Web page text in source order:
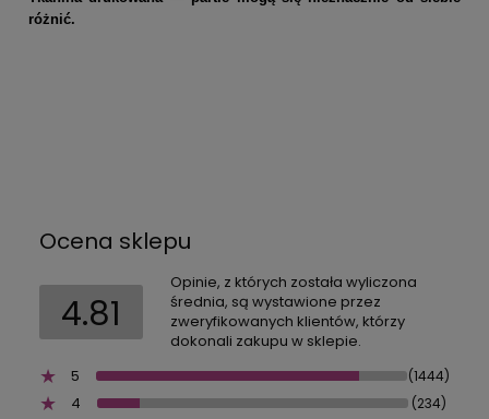
różnić.
Ocena sklepu
4.81
Opinie, z których została wyliczona
średnia, są wystawione przez
zweryfikowanych klientów, którzy
dokonali zakupu w sklepie.
5
(1444)
4 (234)